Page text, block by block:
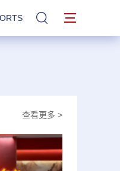
站内搜索
查看更多 >